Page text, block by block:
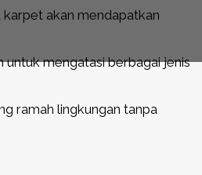
akan mendapatkan
mengatasi berbagai jenis
ramah lingkungan tanpa